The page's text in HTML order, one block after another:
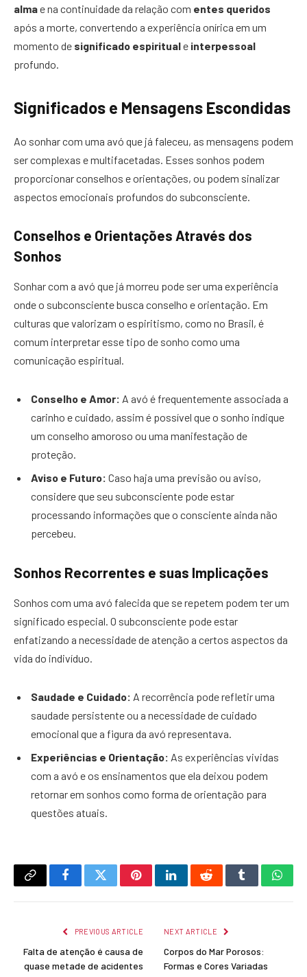
almae na continuidade da relação com entes queridos
após a morte, convertendo a experiência onírica em um
momento de significado espirituale interpessoal
profundo.
Significados e Mensagens Escondidas
Ao sonhar com uma avó que já faleceu, as mensagens podem
ser complexas e multifacetadas. Esses sonhos podem
proporcionar conselhos e orientações, ou podem sinalizar
aspectos emocionais profundos do subconsciente.
Conselhos e Orientações Através dos
Sonhos
Sonhar com a avó que já morreu pode ser uma experiência
onde o subconsciente busca conselho e orientação. Em
culturas que valorizam o espiritismo, como no Brasil, é
comum interpretar esse tipo de sonho como uma
comunicação espiritual.
Conselho e Amor: A avó é frequentemente associada a
carinho e cuidado, assim é possível que o sonho indique
um conselho amoroso ou uma manifestação de
proteção.
Aviso e Futuro: Caso haja uma previsão ou aviso,
considere que seu subconsciente pode estar
processando informações que o consciente ainda não
percebeu.
Sonhos Recorrentes e suas Implicações
Sonhos com uma avó falecida que se repetem podem ter um
significado especial. O subconsciente pode estar
enfatizando a necessidade de atenção a certos aspectos da
vida do indivíduo.
Saudade e Cuidado: A recorrência pode refletir uma
saudade persistente ou a necessidade de cuidado
emocional que a figura da avó representava.
Experiências e Orientação: As experiências vividas
com a avó e os ensinamentos que ela deixou podem
retornar em sonhos como forma de orientação para
questões atuais.
Copy
FacebookTwitterPinterestLinkedInRedditTumblr
PREVIOUS ARTICLE
Falta de atenção é causa de
quase metade de acidentes
NEXT ARTICLE
Corpos do Mar Porosos:
Formas e Cores Variadas